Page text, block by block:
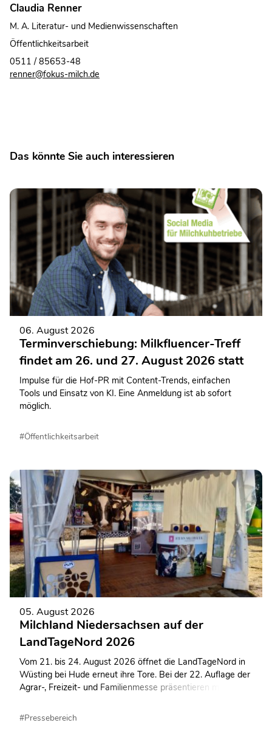
Claudia Renner
M. A. Literatur- und Medienwissenschaften
Öffentlichkeitsarbeit
0511 / 85653-48
renner@fokus-milch.de
Das könnte Sie auch interessieren
06. August 2026
Terminverschiebung: Milkfluencer-Treff
findet am 26. und 27. August 2026 statt
Impulse für die Hof-PR mit Content-Trends, einfachen
Tools und Einsatz von KI. Eine Anmeldung ist ab sofort
möglich.
#Öffentlichkeitsarbeit
05. August 2026
Milchland Niedersachsen auf der
LandTageNord 2026
Vom 21. bis 24. August 2026 öffnet die LandTageNord in
Wüsting bei Hude erneut ihre Tore. Bei der 22. Auflage der
Agrar-, Freizeit- und Familienmesse präsentieren mehr als
rund 130.000 Quadratmeter großen
#Pressebereich